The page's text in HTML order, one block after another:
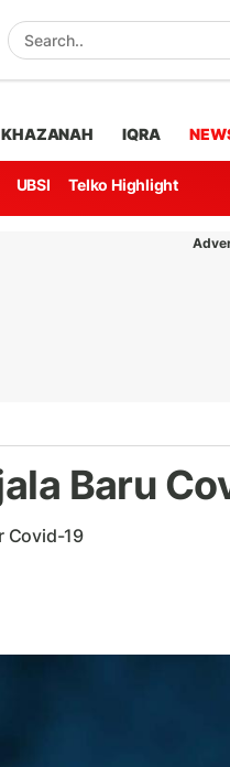
KHAZANAH IQRA
UBSI Telko Highlight
Baru
Covid-19